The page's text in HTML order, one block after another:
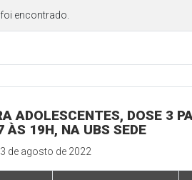
encontrado.
ADOLESCENTES, DOSE 3
ÀS 19H, NA UBS SEDE
3 de agosto de 2022